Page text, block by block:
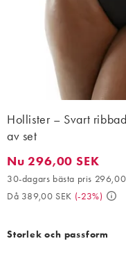
Hollister – Svart
av set
Nu 296,00 SEK. 30-
Nu 296,00 SEK
30-dagars bästa pris 296,00
Då 389,00 SEK (-23%)
Storlek och passform